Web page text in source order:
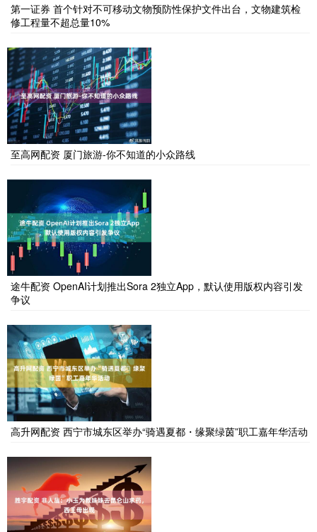
第一证券 首个针对不可移动文物预防性保护文件出台，文物建筑检
修工程量不超总量10%
至高网配资 厦门旅游-你不知道的小众路线
途牛配资 OpenAI计划推出Sora 2独立App，默认使用版权内容引发
争议
高升网配资 西宁市城东区举办“骑遇夏都・缘聚绿茵”职工嘉年华活动